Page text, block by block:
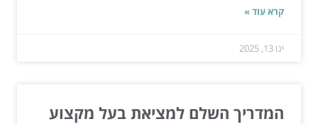
קרא עוד »
ינו 13, 2025
המדריך השלם למציאת בעל מקצוע